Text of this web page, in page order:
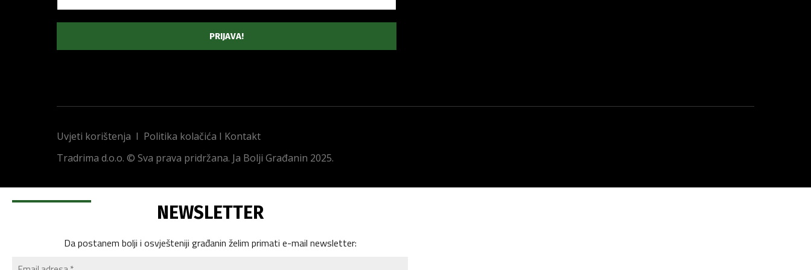
Uvjeti korištenja I Politika kolačića I Kontakt
Tradrima d.o.o. © Sva prava pridržana. Ja Bolji Građanin 2025.
NEWSLETTER
Da postanem bolji i osvješteniji građanin želim primati e-mail newsletter: